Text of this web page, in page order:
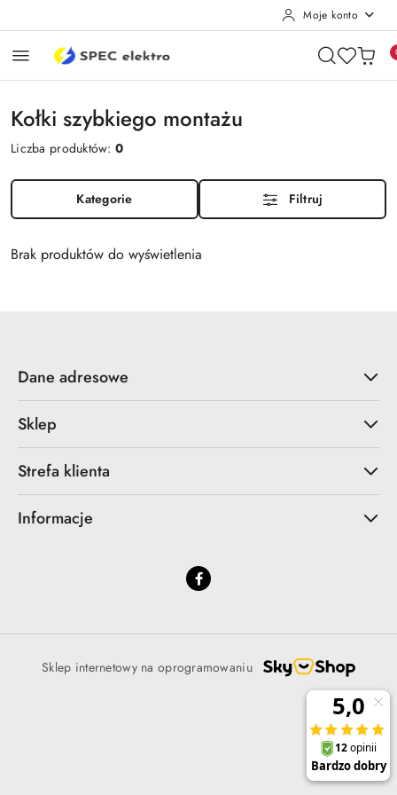
Moje konto
Kołki szybkiego montażu
Liczba produktów:0
Kategorie Filtruj
Brak produktów do wyświetlenia
Dane adresowe
Sklep
Strefa klienta
Informacje
Sklep internetowy na oprogramowaniu